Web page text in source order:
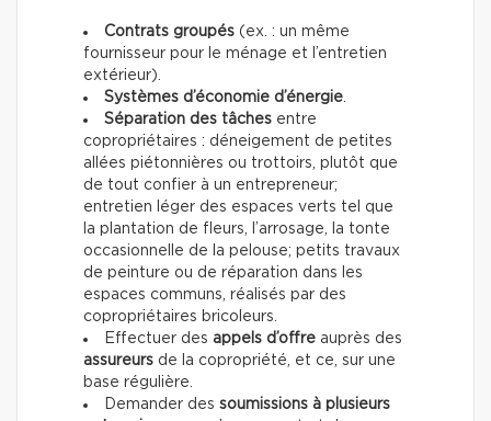
Contrats groupés (ex. : un même
fournisseur pour le ménage et l’entretien
extérieur).
Systèmes d’économie d’énergie.
Séparation des tâches entre
copropriétaires : déneigement de petites
allées piétonnières ou trottoirs, plutôt que
de tout confier à un entrepreneur;
entretien léger des espaces verts tel que
la plantation de fleurs, l’arrosage, la tonte
occasionnelle de la pelouse; petits travaux
de peinture ou de réparation dans les
espaces communs, réalisés par des
copropriétaires bricoleurs.
Effectuer des appels d’offre auprès des
assureurs de la copropriété, et ce, sur une
base régulière.
Demander des soumissions à plusieurs